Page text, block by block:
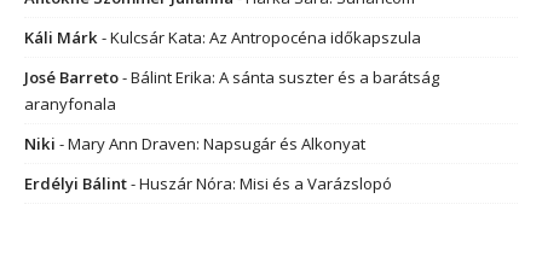
Káli Márk-Kulcsár Kata: Az Antropocéna időkapszula
José Barreto-Bálint Erika: A sánta suszter és a barátság
aranyfonala
Niki -Mary Ann Draven: Napsugár és Alkonyat
Erdélyi Bálint-Huszár Nóra: Misi és a Varázslopó